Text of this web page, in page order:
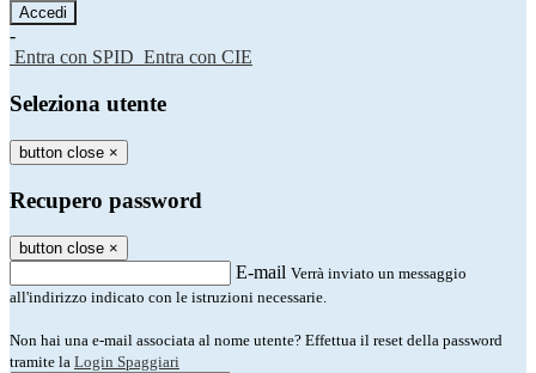
-
Entra con SPID Entra con CIE
Seleziona utente
button close ×
Recupero password
button close ×
E-mail Verrà inviato un messaggio
all'indirizzo indicato con le istruzioni necessarie.
Non hai una e-mail associata al nome utente? Effettua il reset della password
tramite la Login Spaggiari